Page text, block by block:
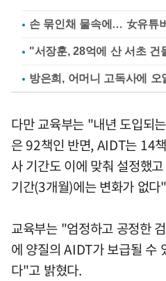
손 묶인채 물속에… 女유튜
"서장훈, 28억에 산 서초 건
방은희, 어머니 고독사에
다만 교육부는 "내년 도입되
은 92책인 반면, AIDT는 14
사 기간도 이에 맞춰 설정했
기간(3개월)에는 변화가 없
교육부는 "엄정하고 공정한
에 양질의 AIDT가 보급될 수
다"고 밝혔다.